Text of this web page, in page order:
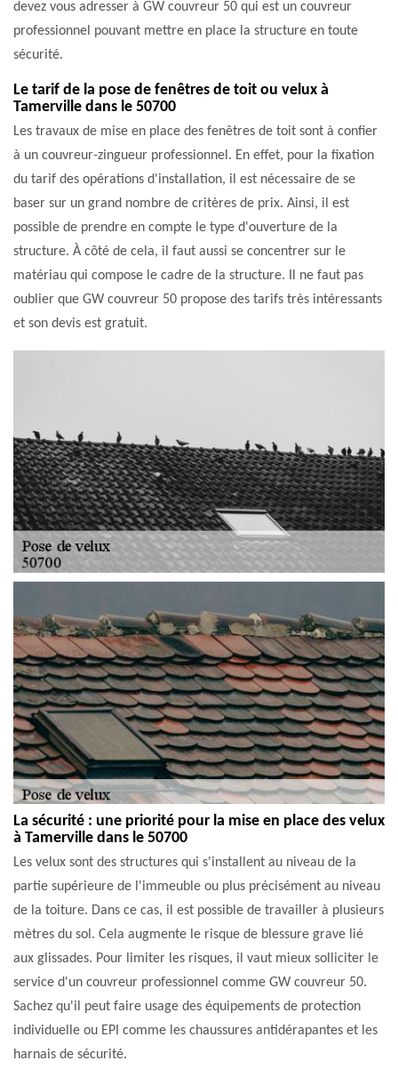
devez vous adresser à GW couvreur 50 qui est un couvreur
professionnel pouvant mettre en place la structure en toute
sécurité.
Le tarif de la pose de fenêtres de toit ou velux à
Tamerville dans le 50700
Les travaux de mise en place des fenêtres de toit sont à confier
à un couvreur-zingueur professionnel. En effet, pour la fixation
du tarif des opérations d'installation, il est nécessaire de se
baser sur un grand nombre de critères de prix. Ainsi, il est
possible de prendre en compte le type d'ouverture de la
structure. À côté de cela, il faut aussi se concentrer sur le
matériau qui compose le cadre de la structure. Il ne faut pas
oublier que GW couvreur 50 propose des tarifs très intéressants
et son devis est gratuit.
La sécurité : une priorité pour la mise en place des velux
à Tamerville dans le 50700
Les velux sont des structures qui s'installent au niveau de la
partie supérieure de l'immeuble ou plus précisément au niveau
de la toiture. Dans ce cas, il est possible de travailler à plusieurs
mètres du sol. Cela augmente le risque de blessure grave lié
aux glissades. Pour limiter les risques, il vaut mieux solliciter le
service d'un couvreur professionnel comme GW couvreur 50.
Sachez qu'il peut faire usage des équipements de protection
individuelle ou EPI comme les chaussures antidérapantes et les
harnais de sécurité.